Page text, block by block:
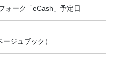
ォーク「eCash」予定日
ジュブック）